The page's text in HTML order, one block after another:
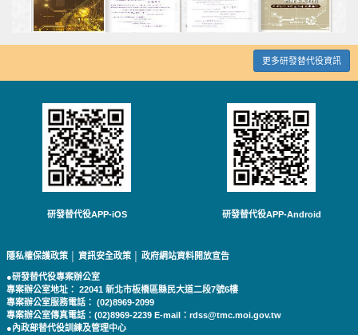
更多研發替代役資訊
研發替代役APP-iOS 研發替代役APP-Android
隱私權保護政策 資訊安全政策 政府網站資料開放宣告
●研發替代役專案辦公室
專案辦公室地址： 22041 新北市板橋區縣民大道二段7號6樓
專案辦公室服務電話： (02)8969-2099
專案辦公室傳真電話：(02)8969-2239 E-mail：rdss@tmc.moi.gov.tw
●內政部替代役訓練及管理中心